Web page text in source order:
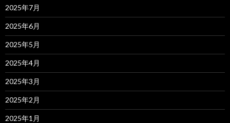
2025年7月
2025年6月
2025年5月
2025年4月
2025年3月
2025年2月
2025年1月